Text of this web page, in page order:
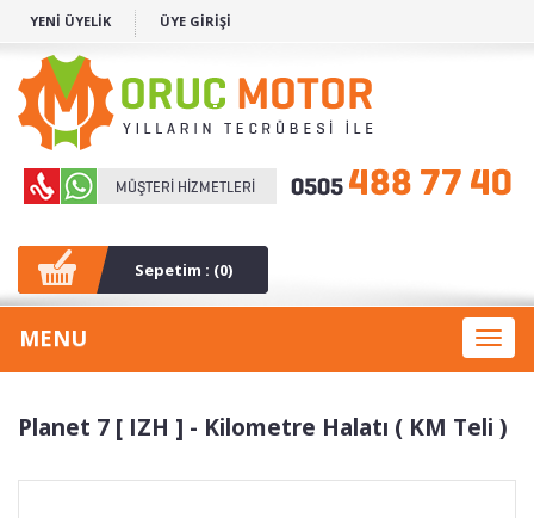
YENİ ÜYELİK ÜYE GİRİŞİ
Sepetim : (0)
Toggle
MENU
Planet 7 [ IZH ] - Kilometre Halatı ( KM Teli )